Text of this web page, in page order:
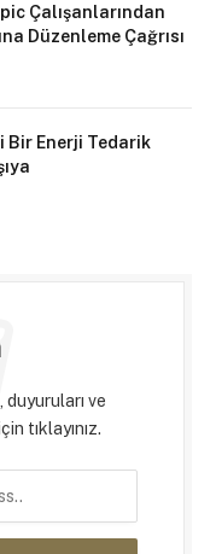
Çalışanlarından
Düzenleme Çağrısı
Bir Enerji Tedarik
ve
tıklayınız.